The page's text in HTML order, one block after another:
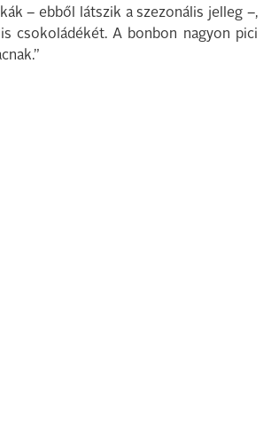
– ebből látszik a szezonális jelleg –,
csokoládékét. A bonbon nagyon pici